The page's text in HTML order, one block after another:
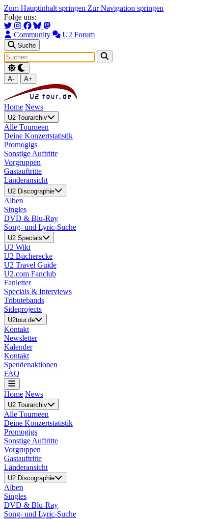
Zum Hauptinhalt springen Zur Navigation springen
Folge uns:
Community U2 Forum
Suche
A- A+
Home News
U2 Tourarchiv
Alle Tourneen
Deine Konzertstatistik
Promogigs
Sonstige Auftritte
Vorgruppen
Gastauftritte
Länderansicht
U2 Discographie
Alben
Singles
DVD & Blu-Ray
Song- und Lyric-Suche
U2 Specials
U2 Wiki
U2 Bücherecke
U2 Travel Guide
U2.com Fanclub
Fanletter
Specials & Interviews
Tributebands
Sideprojects
U2tour.de
Kontakt
Newsletter
Kalender
Kontakt
Spendenaktionen
FAQ
Home News
U2 Tourarchiv
Alle Tourneen
Deine Konzertstatistik
Promogigs
Sonstige Auftritte
Vorgruppen
Gastauftritte
Länderansicht
U2 Discographie
Alben
Singles
DVD & Blu-Ray
Song- und Lyric-Suche